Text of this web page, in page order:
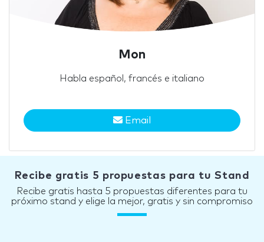
Mon
Habla español, francés e italiano
Email
Recibe gratis 5 propuestas para tu Stand
Recibe gratis hasta 5 propuestas diferentes para tu
próximo stand y elige la mejor, gratis y sin compromiso